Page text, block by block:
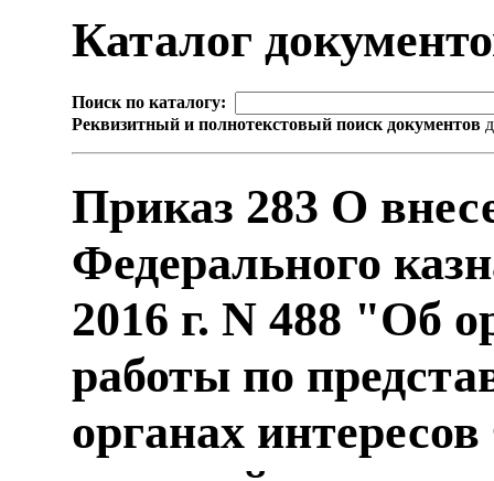
Каталог
Поиск по каталогу:
Реквизитный и полнотекстовый поиск документов
Приказ 283 О
Федерального
2016 г. N 488 "Об
работы по
органах